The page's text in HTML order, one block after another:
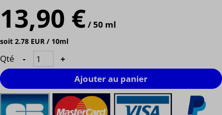
13,90 €/ 50 ml
soit 2.78 EUR / 10ml
Qté -
+
Ajouter au panier